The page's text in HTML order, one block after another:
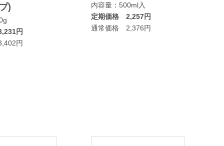
)
円
円
内容量：500ml入
定期価格 2,257円
通常価格 2,376円